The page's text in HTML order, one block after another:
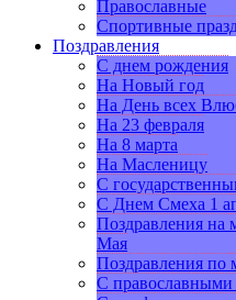
Православные
Спортивные
Поздравления
С днем рождения
На Новый год
На День всех
На 23 февраля
На 8 марта
На Масленицу
С
С Днем Смеха 1
Поздравления на
Мая
Поздравления по
С православными